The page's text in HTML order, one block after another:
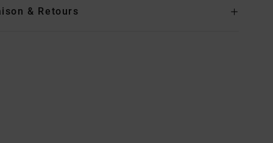
& Retours